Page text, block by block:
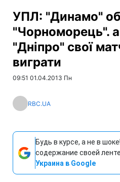
УПЛ: "Динамо"
"Чорноморець".
"Дніпро" свої
виграти
09:51 01.04.2013 Пн
RBC.UA
Будь в курсе, а не в
содержание своей ленте
Украина в Google